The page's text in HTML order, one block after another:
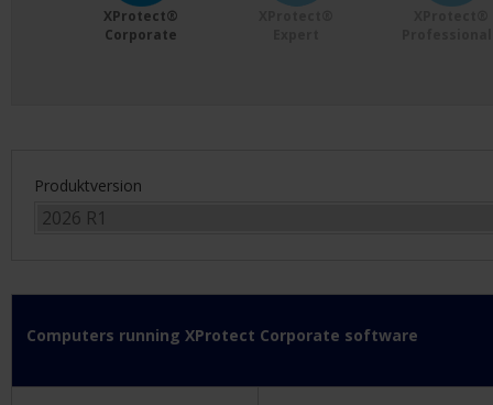
XProtect®
Corporate
Produktversion
Computers running XProtect Corporate software